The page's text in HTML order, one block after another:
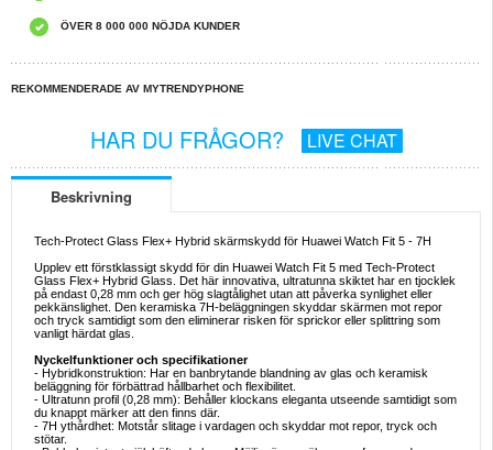
ÖVER 8 000 000 NÖJDA KUNDER
REKOMMENDERADE AV MYTRENDYPHONE
HAR DU FRÅGOR? LIVE CHAT
Beskrivning
Tech-Protect Glass Flex+ Hybrid skärmskydd för Huawei Watch Fit 5 - 7H
Upplev ett förstklassigt skydd för din Huawei Watch Fit 5 med Tech-Protect
Glass Flex+ Hybrid Glass. Det här innovativa, ultratunna skiktet har en tjocklek
på endast 0,28 mm och ger hög slagtålighet utan att påverka synlighet eller
pekkänslighet. Den keramiska 7H-beläggningen skyddar skärmen mot repor
och tryck samtidigt som den eliminerar risken för sprickor eller splittring som
vanligt härdat glas.
Nyckelfunktioner och specifikationer
- Hybridkonstruktion: Har en banbrytande blandning av glas och keramisk
beläggning för förbättrad hållbarhet och flexibilitet.
- Ultratunn profil (0,28 mm): Behåller klockans eleganta utseende samtidigt som
du knappt märker att den finns där.
- 7H ythårdhet: Motstår slitage i vardagen och skyddar mot repor, tryck och
stötar.